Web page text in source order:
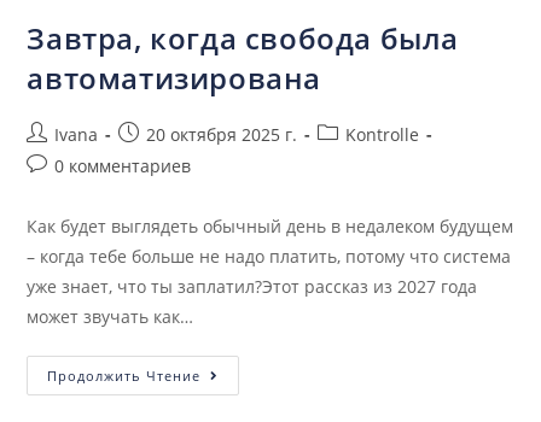
Завтра, когда свобода была
автоматизирована
Ivana 20 октября 2025 г.
Kontrolle
0 комментариев
Как будет выглядеть обычный день в недалеком будущем
– когда тебе больше не надо платить, потому что система
уже знает, что ты заплатил?Этот рассказ из 2027 года
может звучать как…
Продолжить Чтение